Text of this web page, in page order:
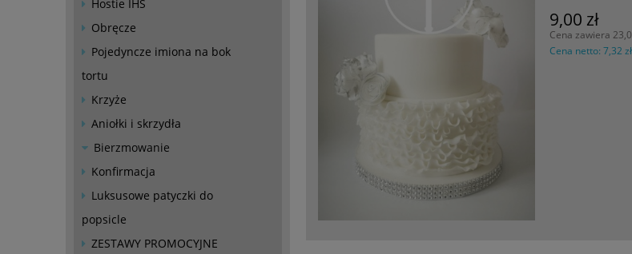
Hostie IHS
Obręcze
Pojedyncze imiona na bok
tortu
Krzyże
Aniołki i skrzydła
Bierzmowanie
Konfirmacja
Luksusowe patyczki do
popsicle
ZESTAWY PROMOCYJNE
9,00 zł
Cena zawiera
Cena netto:7,32 zł